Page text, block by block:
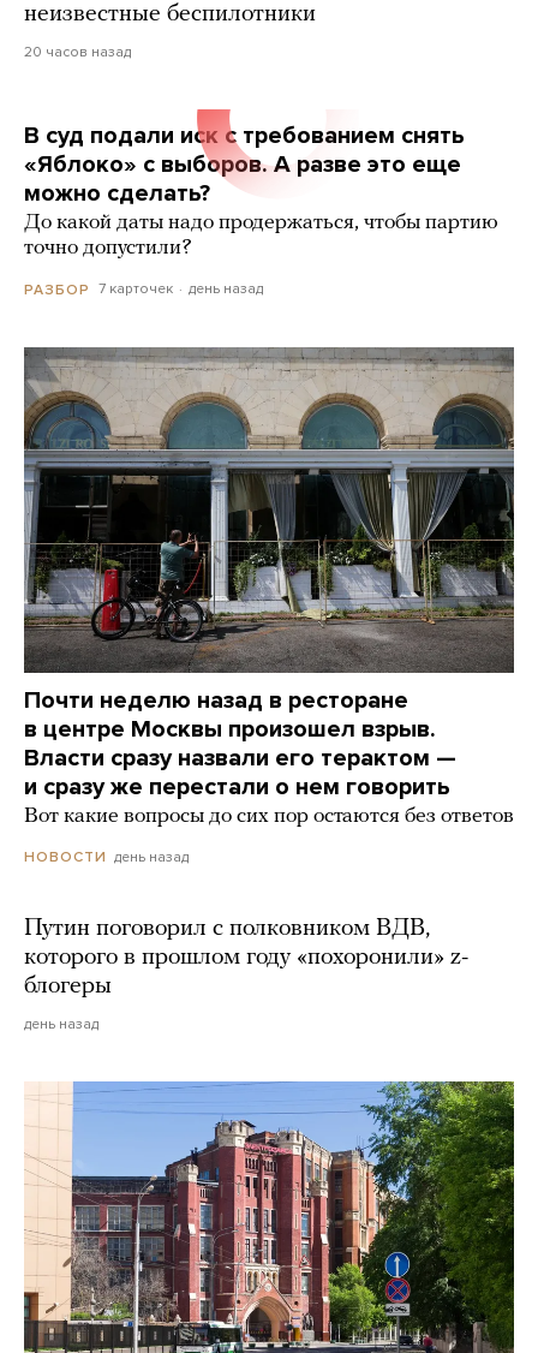
неизвестные беспилотники
20 часов назад
В суд подали иск с требованием снять
«Яблоко» с выборов. А разве это еще
можно сделать?
До какой даты надо продержаться, чтобы партию
точно допустили?
РАЗБОР 7 карточек день назад
Почти неделю назад в ресторане
в центре Москвы произошел взрыв.
Власти сразу назвали его терактом —
и сразу же перестали о нем говорить
Вот какие вопросы до сих пор остаются без ответов
НОВОСТИ день назад
Путин поговорил с полковником ВДВ,
которого в прошлом году «похоронили» z-
блогеры
день назад